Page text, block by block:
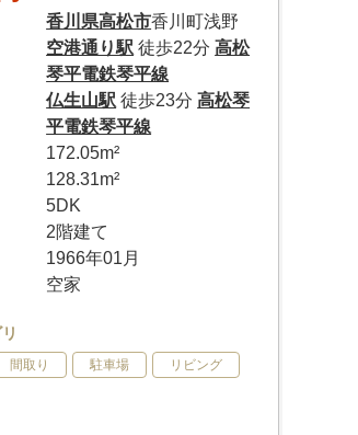
香川県高松市香川町浅野
空港通り駅 徒歩22分高松
琴平電鉄琴平線
仏生山駅 徒歩23分高松琴
平電鉄琴平線
172.05m²
128.31m²
5DK
2階建て
1966年01月
空家
間取り 駐車場 リビング